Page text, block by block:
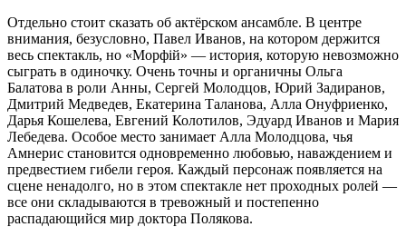
Отдельно стоит сказать об актёрском ансамбле. В центре
внимания, безусловно, Павел Иванов, на котором держится
весь спектакль, но «Морфiй» — история, которую невозможно
сыграть в одиночку. Очень точны и органичны Ольга
Балатова в роли Анны, Сергей Молодцов, Юрий Задиранов,
Дмитрий Медведев, Екатерина Таланова, Алла Онуфриенко,
Дарья Кошелева, Евгений Колотилов, Эдуард Иванов и Мария
Лебедева. Особое место занимает Алла Молодцова, чья
Амнерис становится одновременно любовью, наваждением и
предвестием гибели героя. Каждый персонаж появляется на
сцене ненадолго, но в этом спектакле нет проходных ролей —
все они складываются в тревожный и постепенно
распадающийся мир доктора Полякова.